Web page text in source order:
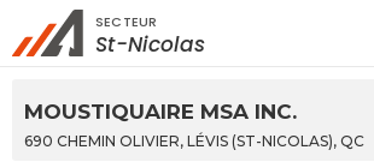
Rechercher à proximité -
Services
SECTEUR
St-Nicolas
MOUSTIQUAIRE MSA INC.
690 CHEMIN OLIVIER, LÉVIS (ST-NICOLAS), QC